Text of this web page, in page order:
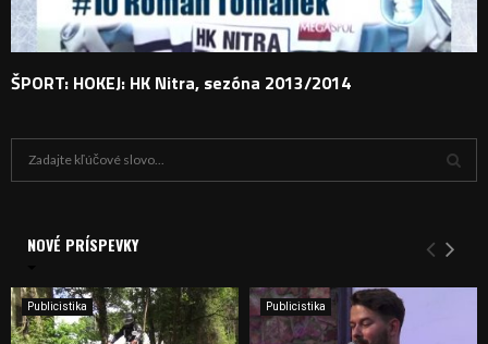
ŠPORT: HOKEJ: HK Nitra, sezóna 2013/2014
i
e
:
Y
H
NOVÉ PRÍSPEVKY
Publicistika Publicistika